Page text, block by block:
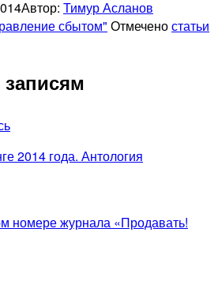
Автор: Тимур Асланов
сбытом" Отмеченостатьи
2014 года. Антология
номере журнала «Продавать!